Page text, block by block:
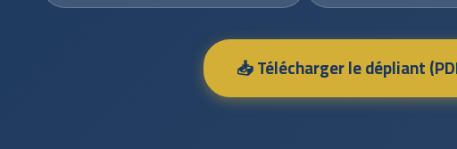
📥 Télécharger le dépliant